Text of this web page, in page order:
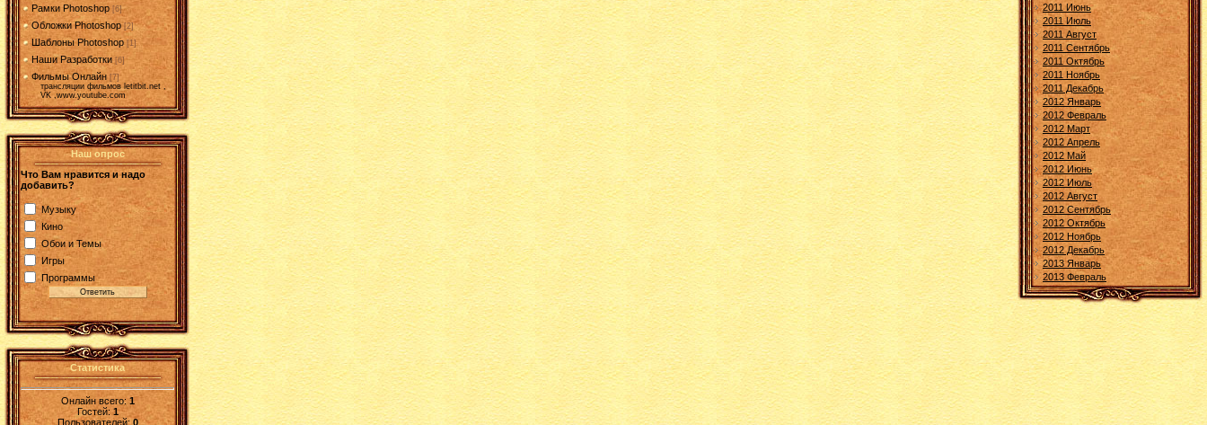
Рамки Photoshop [6]
Обложки Photoshop [2]
Шаблоны Photoshop [1]
Наши Разработки [6]
Фильмы Онлайн [7]
трансляции фильмов letitbit.net ,
VK ,www.youtube.com
Наш опрос
Что Вам нравится и надо
добавить?
Музыку
Кино
Обои и Темы
Игры
Программы
Статистика
Онлайн всего:1
Гостей:1
Пользователей: 0
2011 Июнь
2011 Июль
2011 Август
2011 Сентябрь
2011 Октябрь
2011 Ноябрь
2011 Декабрь
2012 Январь
2012 Февраль
2012 Март
2012 Апрель
2012 Май
2012 Июнь
2012 Июль
2012 Август
2012 Сентябрь
2012 Октябрь
2012 Ноябрь
2012 Декабрь
2013 Январь
2013 Февраль